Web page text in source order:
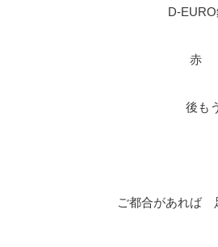
D-
赤
後も
ご都合があれば